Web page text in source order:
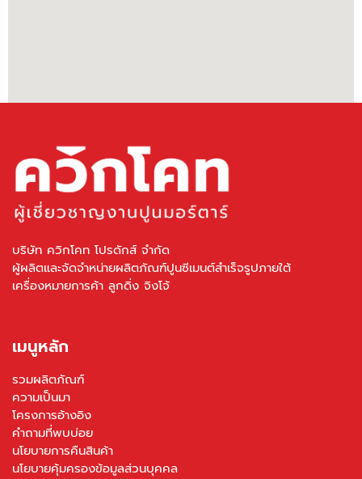
บริษัท ควิกโคท โปรดักส์ จำกัด
ผู้ผลิตและจัดจำหน่ายผลิตภัณฑ์ปูนซีเมนต์สำเร็จรูปภายใต้
เครื่องหมายการค้า ลูกดิ่ง จิงโจ้
เมนูหลัก
รวมผลิตภัณฑ์
ความเป็นมา
โครงการอ้างอิง
คำถามที่พบบ่อย
นโยบายการคืนสินค้า
นโยบายคุ้มครองข้อมูลส่วนบุคคล